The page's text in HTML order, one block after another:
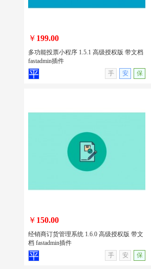
无演示
多功能投票小程序 1.5.1 高级授权版 带
文档 fastadmin插件
无演示
￥ 199.00
多功能投票小程序 1.5.1 高级授权版 带文档
fastadmin插件
手
安 保
￥ 150.00
经销商订货管理系统 1.6.0 高级授权版 带文
档 fastadmin插件
手
安 保